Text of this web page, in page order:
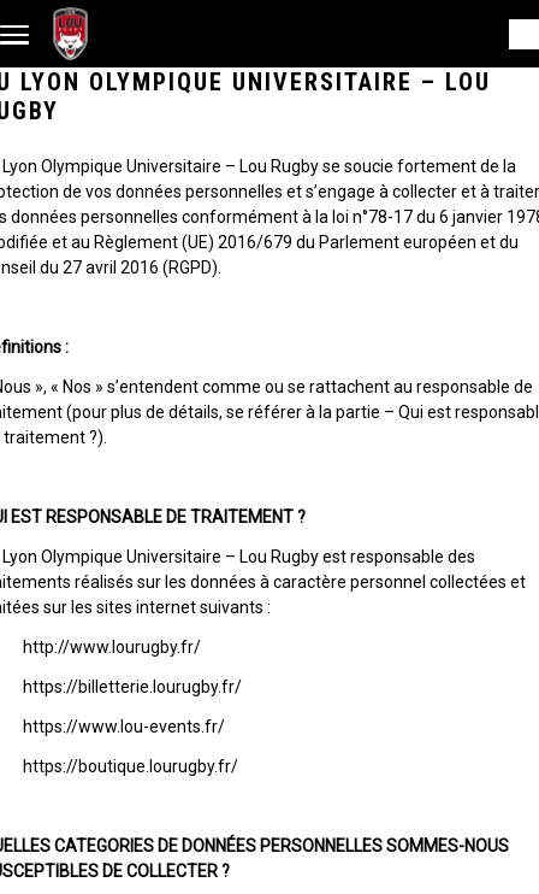
Aller au contenu principal
LYON OLYMPIQUE UNIVERSITAIRE – LOU
Lyon Olympique Universitaire – Lou Rugby se soucie fortement de la
de vos données personnelles et s’engage à collecter et à traiter
données personnelles conformément à la loi n°78-17 du 6 janvier
et au Règlement (UE) 2016/679 du Parlement européen et du
du 27 avril 2016 (RGPD).
:
», « Nos » s’entendent comme ou se rattachent au responsable de
(pour plus de détails, se référer à la partie – Qui est
traitement ?).
EST RESPONSABLE DE TRAITEMENT ?
Lyon Olympique Universitaire – Lou Rugby est responsable des
réalisés sur les données à caractère personnel collectées et
sur les sites internet suivants :
www.lourugby.fr/
billetterie.lourugby.fr/
www.lou-events.fr/
boutique.lourugby.fr/
CATEGORIES DE DONNÉES PERSONNELLES SOMMES-NOUS
DE COLLECTER ?